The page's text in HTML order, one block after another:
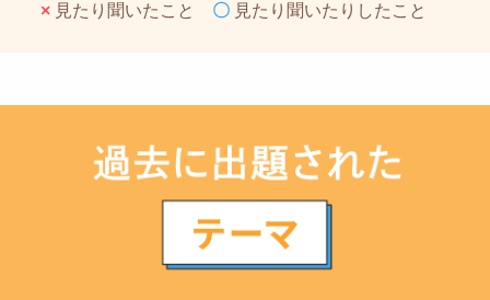
×見たり聞いたこと 〇見たり聞いたりしたこと